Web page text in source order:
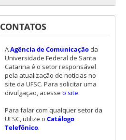
CONTATOS
AAgência de Comunicaçãoda
Universidade Federal de Santa
Catarina é o setor responsável
pela atualização de notícias no
site da UFSC. Para solicitar uma
divulgação, acesse o site.
Para falar com qualquer setor da
UFSC, utilize o Catálogo
Telefônico.